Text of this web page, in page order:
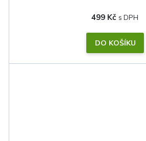
499 Kč
DO KOŠÍKU